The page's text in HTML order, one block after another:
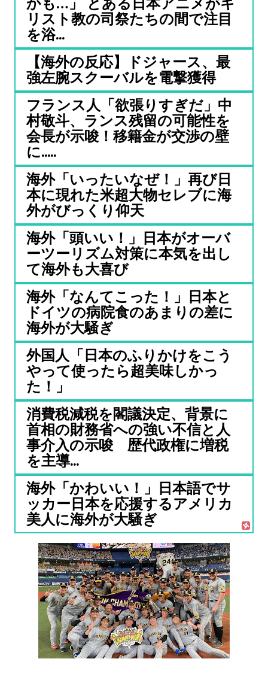
リスト教の司祭たちの間で注目
を浴...
【海外の反応】ドジャース、最
強左腕スクーバルを電撃獲得
フランス人「欲張りすぎだ」中
村敬斗、ランス残留の可能性を
会長が示唆！移籍金が交渉の壁
に.....
海外「いったいなぜ！」再び日
本に現れた米超大物セレブに海
外がびっくり仰天
海外「頭いい！」日本がオーバ
ーツーリズム対策に本気を出し
て海外も大喜び
海外「なんてこった！」日本と
ドイツの病院食のあまりの差に
海外が大騒ぎ
外国人「日本のふりかけをこう
やって使ったら超美味しかっ
た！」
消費税減税を閣議決定、背景に
首相の財務省への強い不信と人
事介入の示唆 歴代政権に増税
を主導...
海外「かわいい！」日本語でサ
ッカー日本を応援するアメリカ
美人に海外が大騒ぎ